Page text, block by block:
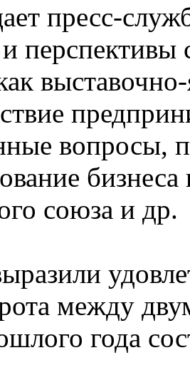
пресс-
перспективы
вопросы,
союза и др.
между
года